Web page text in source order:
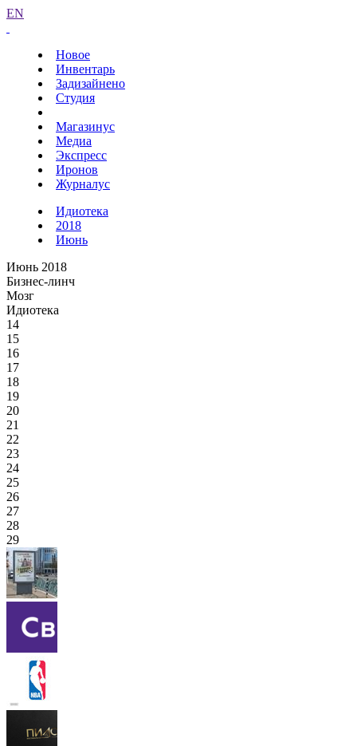
EN
Новое
Инвентарь
Задизайнено
Студия
Магазинус
Медиа
Экспресс
Иронов
Журналус
Идиотека
2018
Июнь
Июнь 2018
Бизнес-линч
Мозг
Идиотека
14
15
16
17
18
19
20
21
22
23
24
25
26
27
28
29